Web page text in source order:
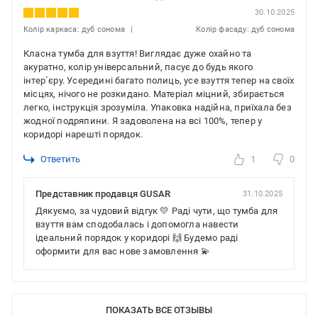
30.10.2025
Колір каркаса: дуб сонома
Колір фасаду: дуб сонома
Класна тумба для взуття! Виглядає дуже охайно та
акуратно, колір універсальний, пасує до будь якого
інтер`єру. Усередині багато полиць, усе взуття тепер на своїх
місцях, нічого не розкидано. Матеріал міцний, збирається
легко, інструкція зрозуміла. Упаковка надійна, приїхала без
жодної подряпини. Я задоволена на всі 100%, тепер у
коридорі нарешті порядок.
Ответить 1 0
Представник продавця GUSAR 31.10.2025
Дякуємо, за чудовий відгук 💛 Раді чути, що тумба для
взуття вам сподобалась і допомогла навести
ідеальний порядок у коридорі 🙌 Будемо раді
оформити для вас нове замовлення 💫
ПОКАЗАТЬ ВСЕ ОТЗЫВЫ